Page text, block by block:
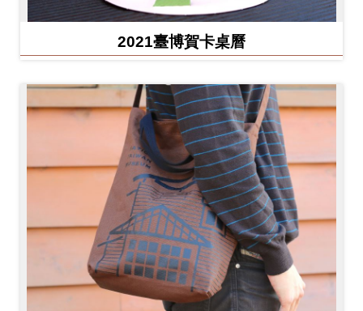
2021臺博賀卡桌曆